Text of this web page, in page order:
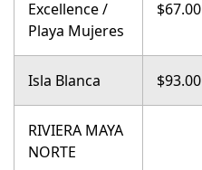
Excellence /
Playa Mujeres
$67.00
Isla Blanca $93.00
RIVIERA MAYA
NORTE